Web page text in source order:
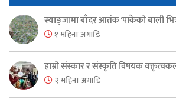
स्याङ्जामा बाँदर आतंक ‘पाकेको बाली
१ महिना अगाडि
हाम्रो संस्कार र संस्कृति विषयक
२ महिना अगाडि